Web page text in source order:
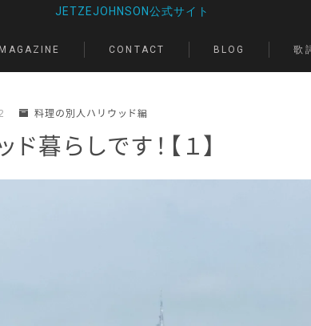
JETZEJOHNSON公式サイト
CONTACT BLOG 歌
LIVE
料理の別人ハリウッド編
暮らしです！【１】